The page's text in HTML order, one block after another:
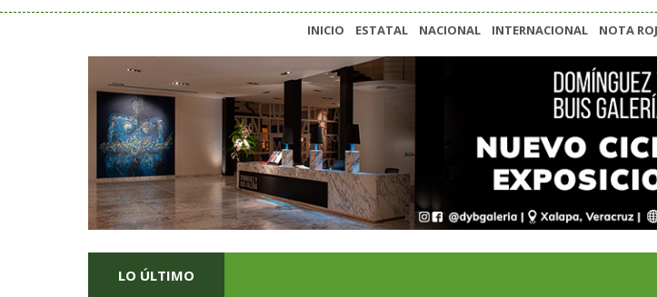
INICIO ESTATAL NACIONAL INTERNACIONAL NOTA
LO ÚLTIMO